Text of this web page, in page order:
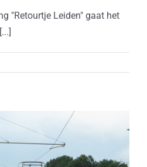
"Retourtje Leiden" gaat het